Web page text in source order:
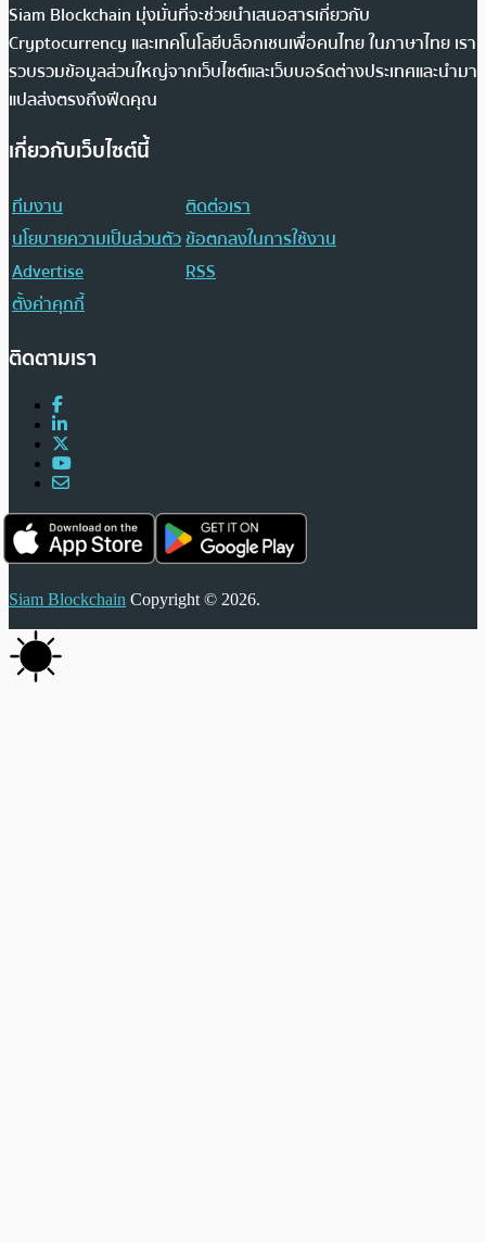
Siam Blockchain มุ่งมั่นที่จะช่วยนำเสนอสารเกี่ยวกับ
Cryptocurrency และเทคโนโลยีบล็อกเชนเพื่อคนไทย ในภาษาไทย เรา
รวบรวมข้อมูลส่วนใหญ่จากเว็บไซต์และเว็บบอร์ดต่างประเทศและนำมา
แปลส่งตรงถึงฟีดคุณ
เกี่ยวกับเว็บไซต์นี้
ทีมงาน
ติดต่อเรา
นโยบายความเป็นส่วนตัวข้อตกลงในการใช้งาน
Advertise
RSS
ตั้งค่าคุกกี้
ติดตามเรา
Siam Blockchain Copyright © 2026.